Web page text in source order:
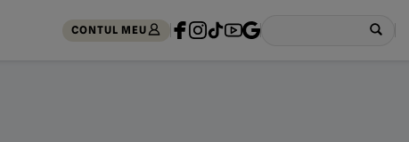
CONTUL MEU